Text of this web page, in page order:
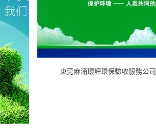
東莞麻涌環評環保驗收服務公司